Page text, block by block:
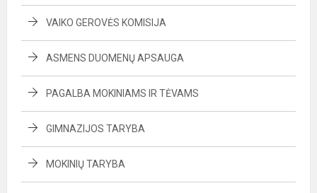
VAIKO GEROVĖS KOMISIJA
ASMENS DUOMENŲ APSAUGA
PAGALBA MOKINIAMS IR TĖVAMS
GIMNAZIJOS TARYBA
MOKINIŲ TARYBA